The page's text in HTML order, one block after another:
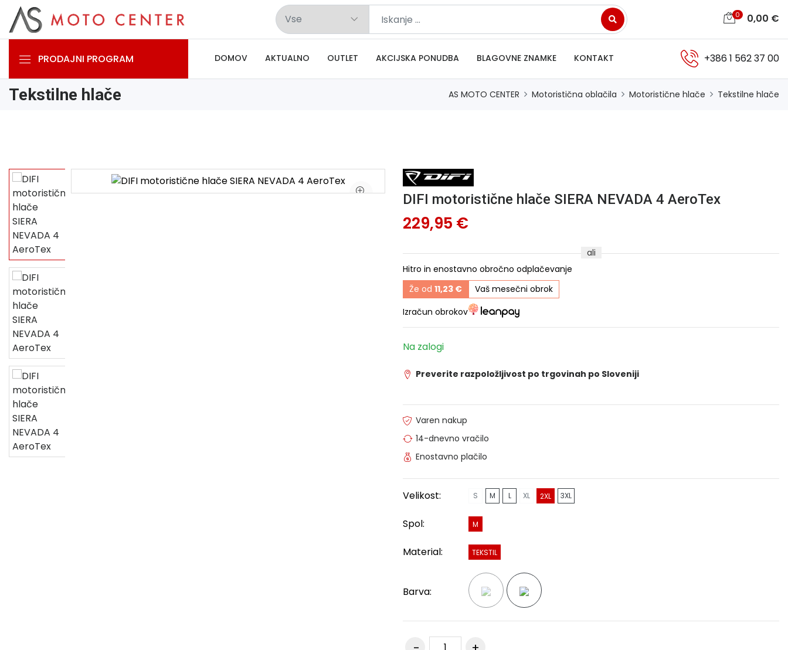
0 0,00 €
PRODAJNI PROGRAM DOMOV AKTUALNO OUTLET AKCIJSKA PONUDBA BLAGOVNE ZNAMKE KONTAKT +386 1 562 37 00
Tekstilne hlače AS MOTO CENTER Motoristična oblačila Motoristične hlače Tekstilne hlače
DIFI motoristične hlače SIERA NEVADA 4 AeroTex
229,95 €
ali
Hitro in enostavno obročno odplačevanje
Že od 11,23 €
Vaš mesečni obrok
Izračun obrokov
Na zalogi
Preverite razpoložljivost po trgovinah po Sloveniji
Varen nakup
14-dnevno vračilo
Enostavno plačilo
Velikost: S M L XL 2XL 3XL
Spol: M
Material: TEKSTIL
Barva: